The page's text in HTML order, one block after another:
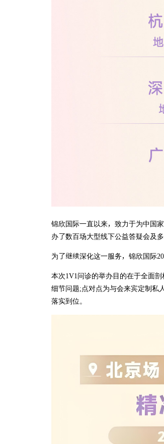
锦欣国际一直以来，致力于为中国
办了数百场大型线下公益答疑会及
为了继续深化这一服务，锦欣国际
本次1V1问诊的举办目的在于全面
细节问题;点对点为与会来宾定制私
落实到位。